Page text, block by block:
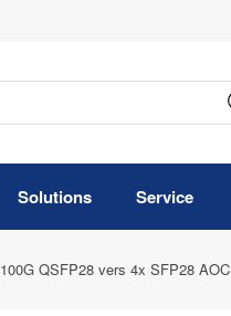
Solutions Service
100G QSFP28 vers 4x SFP28 AOC